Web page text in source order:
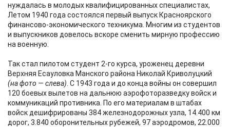
нуждалась в молодых квалифицированных специалистах,
Летом 1940 года состоялся первый выпуск Красноярского
финансово-экономического техникума. Многим из студентов
и выпускников довелось вскоре сменить мирную профессию
на военную.
Так стал пилотом студент 2-го курса, уроженец деревни
Верхняя Есауловка Манского района Николай Криволуцкий
(на фото — слева) . С 1943 года и до конца войны он совершил
120 боевых вылетов на дальнюю аэрофоторазведку войск и
коммуникаций противника. По его материалам в штабах
войск дешифрированы 384 железнодорожных узла, 14.400 км
дорог, 3.840 оборонительных рубежей, 97 аэродромов, 22.000